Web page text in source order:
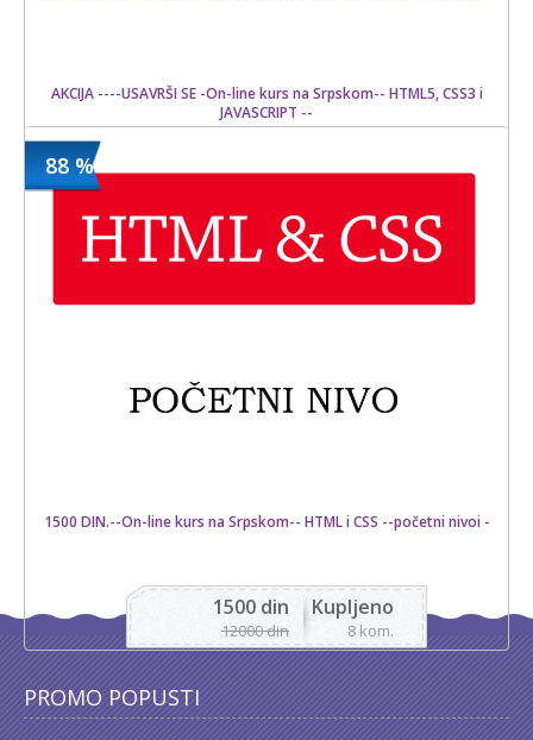
AKCIJA ----USAVRŠI SE -On-line kurs na Srpskom-- HTML5, CSS3 i
JAVASCRIPT --
Kupljeno
1500 din
88 %
1500 DIN.--On-line kurs na Srpskom-- HTML i CSS --početni nivoi -
Kupljeno
8 kom.
1500 din
12000 din
PROMO POPUSTI